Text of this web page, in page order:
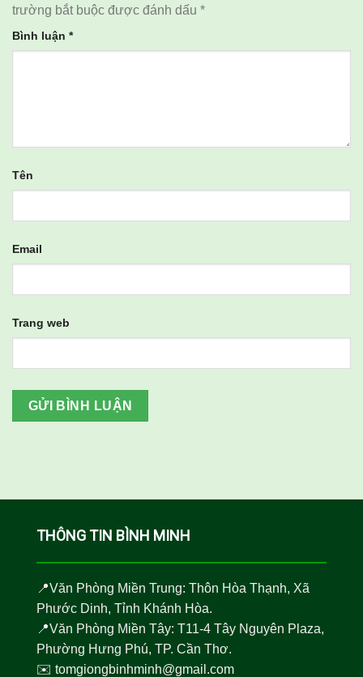
trường bắt buộc được đánh dấu *
Bình luận *
Tên
Email
Trang web
THÔNG TIN BÌNH MINH
📍Văn Phòng Miền Trung: Thôn Hòa Thạnh, Xã
Phước Dinh, Tỉnh Khánh Hòa.
📍Văn Phòng Miền Tây: T11-4 Tây Nguyên Plaza,
Phường Hưng Phú, TP. Cần Thơ.
✉️ tomgiongbinhminh@gmail.com